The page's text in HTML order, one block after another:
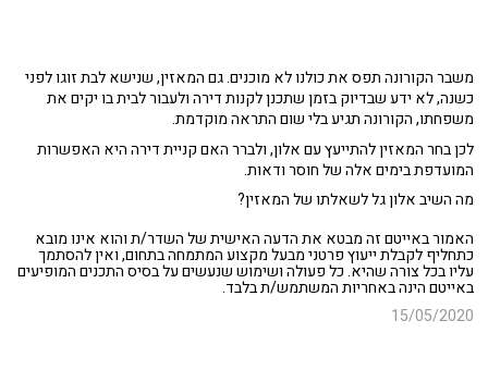
משבר הקורונה תפס את כולנו לא מוכנים. גם המאזין, שנישא לבת זוגו לפני
כשנה, לא ידע שבדיוק בזמן שתכנן לקנות דירה ולעבור לבית בו יקים את
משפחתו, הקורונה תגיע בלי שום התראה מוקדמת.
לכן בחר המאזין להתייעץ עם אלון, ולברר האם קניית דירה היא האפשרות
המועדפת בימים אלה של חוסר ודאות.
מה השיב אלון גל לשאלתו של המאזין?
האמור באייטם זה מבטא את הדעה האישית של השדר/ת והוא אינו מובא
כתחליף לקבלת ייעוץ פרטני מבעל מקצוע המתמחה בתחום, ואין להסתמך
עליו בכל צורה שהיא. כל פעולה ושימוש שנעשים על בסיס התכנים המופיעים
באייטם הינה באחריות המשתמש/ת בלבד.
15/05/2020